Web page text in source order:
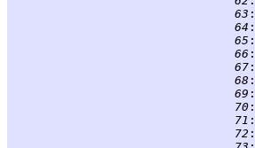
  63
:
  64
:
  65
:
  66
:
  67
:
  68
:
  69
:
  70
:
  71
:
  72
: